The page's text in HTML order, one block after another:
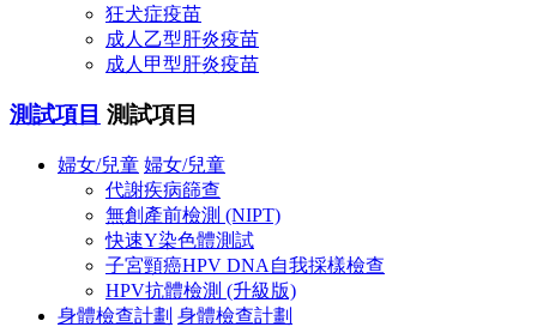
狂犬症疫苗
成人乙型肝炎疫苗
成人甲型肝炎疫苗
測試項目 測試項目
婦女/兒童 婦女/兒童
代謝疾病篩查
無創產前檢測 (NIPT)
快速Y染色體測試
子宮頸癌HPV DNA自我採樣檢查
HPV抗體檢測 (升級版)
身體檢查計劃 身體檢查計劃